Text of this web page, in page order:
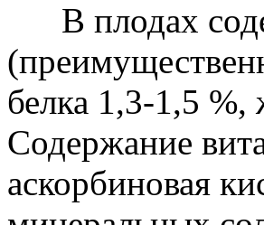
В плодах
белка 1,3-1,5 %,
Содержание
аскорбиновая